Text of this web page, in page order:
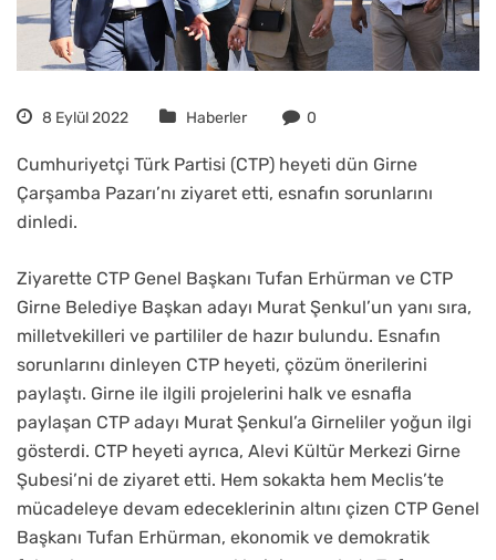
8 Eylül 2022 Haberler 0
Cumhuriyetçi Türk Partisi (CTP) heyeti dün Girne
Çarşamba Pazarı’nı ziyaret etti, esnafın sorunlarını
dinledi.
Ziyarette CTP Genel Başkanı Tufan Erhürman ve CTP
Girne Belediye Başkan adayı Murat Şenkul’un yanı sıra,
milletvekilleri ve partililer de hazır bulundu. Esnafın
sorunlarını dinleyen CTP heyeti, çözüm önerilerini
paylaştı. Girne ile ilgili projelerini halk ve esnafla
paylaşan CTP adayı Murat Şenkul’a Girneliler yoğun ilgi
gösterdi. CTP heyeti ayrıca, Alevi Kültür Merkezi Girne
Şubesi’ni de ziyaret etti. Hem sokakta hem Meclis’te
mücadeleye devam edeceklerinin altını çizen CTP Genel
Başkanı Tufan Erhürman, ekonomik ve demokratik